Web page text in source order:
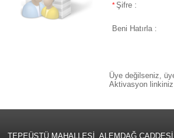
*Şifre :
Beni Hatırla :
Üye değilseniz,
Aktivasyon
TEPEÜSTÜ MAHALLESİ ALEMDAĞ